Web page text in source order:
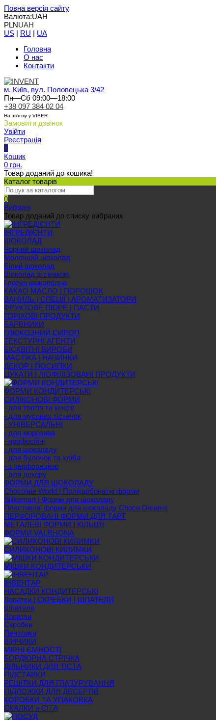
Повна версія сайту
Валюта:UAH
PLNUAH
US | RU | UA
Головна
О нас
Контакти
м. Київ, вул. Половецька 3/42
Пн—Сб 09:00—18:00
+38 097 384 02 04
На зв'язку у VIBER
Замовити дзвінок
Увійти
Реєстрація
0
Кошик
0 грн.
Товар доданий до кошика!
Каталог товарів
0
Вибрані
Товар доданий до списку вибраних
ІНГРЕДІЄНТИ
ШОКОЛАД
Чорний шоколад
Молочний шоколад
Білий шоколад
Шоколад зі смаком
Глазур шоколадна
КАКАО МАСЛО | ПОРОШОК
ВАНИЛЬ | СПЕЦІЇ | АРОМАТИЗАТОРИ
ФРУКТОВЕ ПЮРЕ | ПАСТИ
ГОРІХОВІ ПРОДУКТИ
БАРВНИКИ
ГЛЮКОЗНИЙ СИРОП
ТЕКСТУРНІ АГЕНТИ
БІСКВІТНІ ВИРОБИ
МАСТІКА | НАЧИНКИ
ДЕКОР | ПОСИПКИ
ЦУКАТИ | ЛІОФІЛІЗОВАНІ ПРОДУКТИ
ФОРМИ КОНДИТЕРСЬКІ
СИЛІКОНОВІ ФОРМИ
- для тортів та кексів
- для мусових тістечок
- УНІВЕРСАЛЬНІ
- для морозива
- професійні
- для шоколаду
- для булочок та хліба
- з перфорацією
- для декору
ФОРМИ ДЛЯ ШОКОЛАДУ
Chocolate World | Полікарбонатні форми
Silikomart | Форми для шоколаду
Пластикові форми для шоколаду Choco Dreams
ПЕРФОРОВАНІ ФОРМИ ДЛЯ ТАРТ
МЕТАЛЕВІ ФОРМИ І КІЛЬЦЯ
ФОРМИ VALRHONA
СИЛИКОНОВІ КИЛИМКИ
МІШКИ КОНДИТЕРСЬКИ
ІНВЕНТАР
НАСАДКИ КОНДИТЕРСЬКІ
Лопатки | СКРЕБКИ | ШПАТЕЛЯ
Шпателя
Лопатки
Скребки
Пензлики
ВІНЧИКИ
МІРНІ ЄМНОСТІ
БОРДЮРНА СТРІЧКА
ДІЛЬНИКИ ДЛЯ ТІСТА
ПІДСТАВКИ
РЕШІТКИ ДЛЯ ГЛАЗУРУВАННЯ
ПІДЛОЖКИ ДЛЯ ДЕСЕРТІВ
КОРОБКИ ТА УПАКОВКА
СКАЛКИ и СІТА